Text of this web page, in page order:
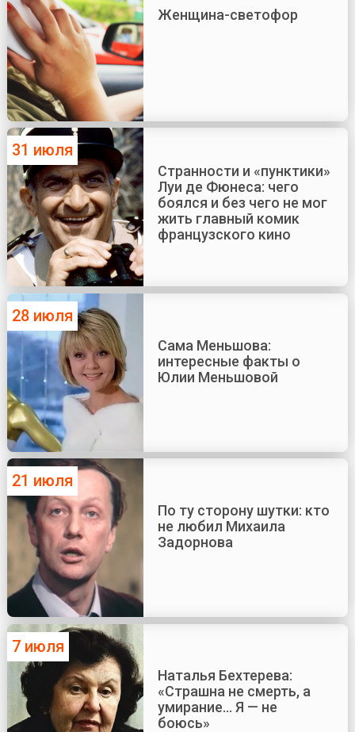
Женщина-светофор
31 июля
Странности и «пунктики»
Луи де Фюнеса: чего
боялся и без чего не мог
жить главный комик
французского кино
28 июля
Сама Меньшова:
интересные факты о
Юлии Меньшовой
21 июля
По ту сторону шутки: кто
не любил Михаила
Задорнова
7 июля
Наталья Бехтерева:
«Страшна не смерть, а
умирание... Я — не
боюсь»